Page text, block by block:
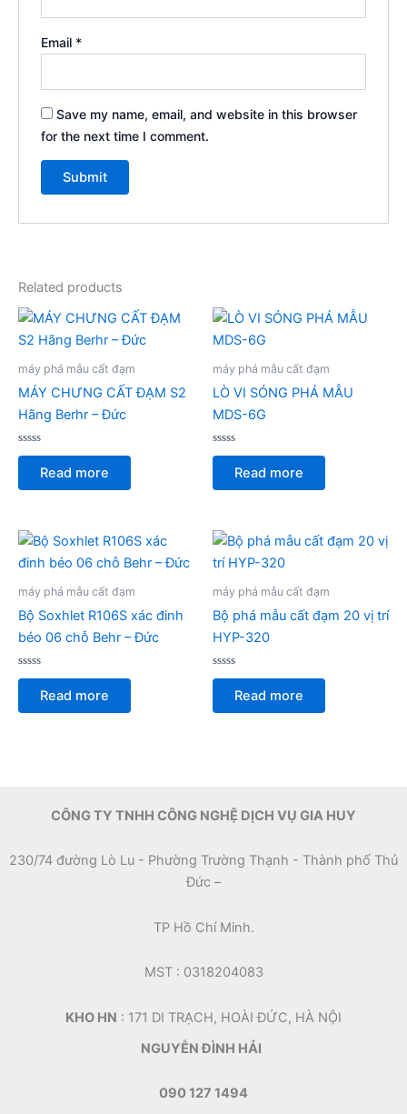
Email *
Save my name, email, and website in this browser
for the next time I comment.
Related products
máy phá mẫu cất đạm
MÁY CHƯNG CẤT ĐẠM S2
Hãng Berhr – Đức
Rated
of
Read more
máy phá mẫu cất đạm
LÒ VI SÓNG PHÁ MẪU
MDS-6G
Rated
of
Read more
máy phá mẫu cất đạm
Bộ Soxhlet R106S xác đinh
béo 06 chỗ Behr – Đức
Rated
of
Read more
máy phá mẫu cất đạm
Bộ phá mẫu cất đạm 20 vị trí
HYP-320
Rated
of
Read more
CÔNG TY TNHH CÔNG NGHỆ DỊCH VỤ GIA HUY
230/74 đường Lò Lu - Phường Trường Thạnh - Thành phố Thủ
Đức –
TP Hồ Chí Minh.
MST : 0318204083
KHO HN : 171 DI TRẠCH, HOÀI ĐỨC, HÀ NỘI
NGUYỄN ĐÌNH HẢI
090 127 1494